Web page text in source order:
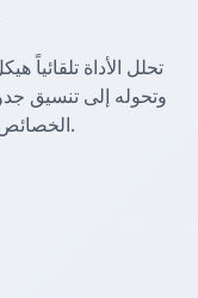
الخصائص والهياكل المتداخلة المعقدة.